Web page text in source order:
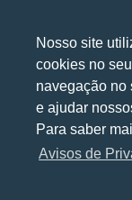
Utilizamos
experiência,
como você
personalizar
Utilizamos
experiência,
como você
personalizar
ⓒ Todos os direitos
Nosso site
cookies no
navegação no
e ajudar
Para saber
Avisos de